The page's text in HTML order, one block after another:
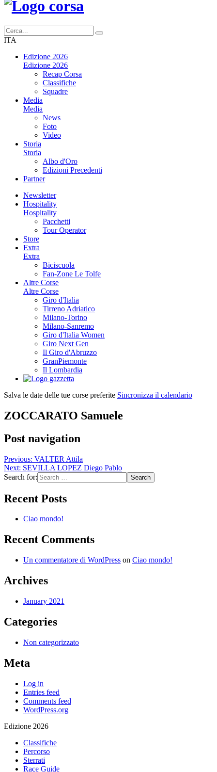
ITA
Edizione 2026
Edizione 2026
Recap Corsa
Classifiche
Squadre
Media
Media
News
Foto
Video
Storia
Storia
Albo d'Oro
Edizioni Precedenti
Partner
Newsletter
Hospitality
Hospitality
Pacchetti
Tour Operator
Store
Extra
Extra
Biciscuola
Fan-Zone Le Tolfe
Altre Corse
Altre Corse
Giro d'Italia
Tirreno Adriatico
Milano-Torino
Milano-Sanremo
Giro d'Italia Women
Giro Next Gen
Il Giro d'Abruzzo
GranPiemonte
Il Lombardia
Salva le date delle tue corse preferite Sincronizza il calendario
ZOCCARATO Samuele
Post navigation
Previous: VALTER Attila
Next: SEVILLA LOPEZ Diego Pablo
Search for:
Recent Posts
Ciao mondo!
Recent Comments
Un commentatore di WordPress on Ciao mondo!
Archives
January 2021
Categories
Non categorizzato
Meta
Log in
Entries feed
Comments feed
WordPress.org
Edizione 2026
Classifiche
Percorso
Sterrati
Race Guide